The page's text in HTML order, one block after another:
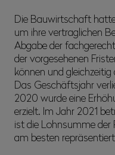
Die Bauwirtschaft
um ihre vertraglichen
Abgabe der
der vorgesehenen
können und
Das Geschäftsjahr
2020 wurde eine
erzielt. Im Jahr 2021
ist die Lohnsumme der
am besten